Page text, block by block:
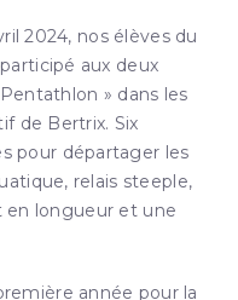
2024, nos élèves du
aux deux
» dans les
de Bertrix. Six
pour départager les
relais steeple,
en longueur et une
année pour la